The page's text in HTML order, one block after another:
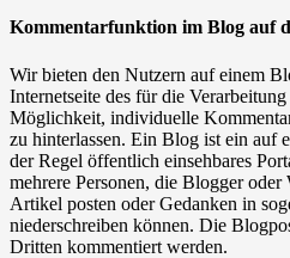
Kommentarfunktion im Blog auf
Wir bieten den Nutzern auf einem
Internetseite des für die
Möglichkeit, individuelle
zu hinterlassen. Ein Blog ist ein auf
der Regel öffentlich einsehbares
mehrere Personen, die Blogger
Artikel posten oder Gedanken in
niederschreiben können. Die
Dritten kommentiert werden.